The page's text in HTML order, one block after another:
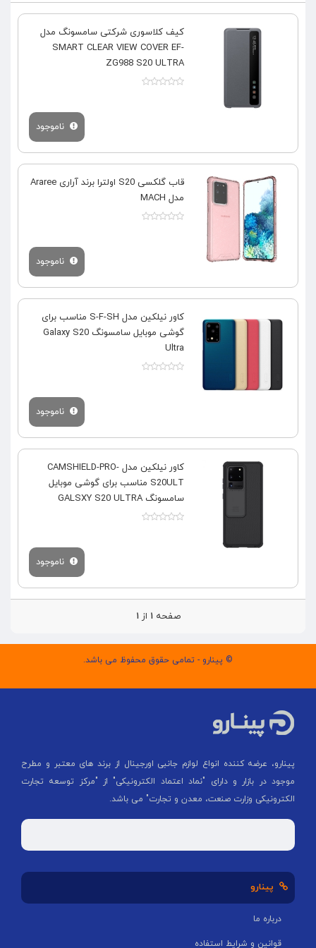
کیف کلاسوری شرکتی سامسونگ مدل
SMART CLEAR VIEW COVER EF-
ZG988 S20 ULTRA
ناموجود
قاب گلکسی S20 اولترا برند آراری Araree
مدل MACH
ناموجود
کاور نیلکین مدل S-F-SH مناسب برای
گوشی موبایل سامسونگ Galaxy S20
Ultra
ناموجود
کاور نیلکین مدل CAMSHIELD-PRO-
S20ULT مناسب برای گوشی موبایل
سامسونگ GALSXY S20 ULTRA
ناموجود
صفحه۱ از۱
© پینارو - تمامی حقوق محفوظ می باشد.
پینارو، عرضه کننده انواع لوازم جانبی اورجینال از برند های معتبر و مطرح
موجود در بازار و دارای "نماد اعتماد الکترونیکی" از "مركز توسعه تجارت
الكترونیكی وزارت صنعت، معدن و تجارت" می باشد.
پینارو
درباره ما
قوانین و شرایط استفاده